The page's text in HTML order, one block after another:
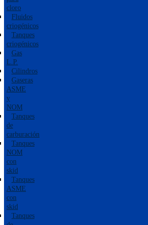
cloro
Fluidos
criogénicos
Tanques
criogénicos
Gas
L.P.
Cilindros
Gaseras
ASME
y
NOM
Tanques
de
carburación
Tanques
NOM
con
skid
Tanques
ASME
con
skid
Tanques